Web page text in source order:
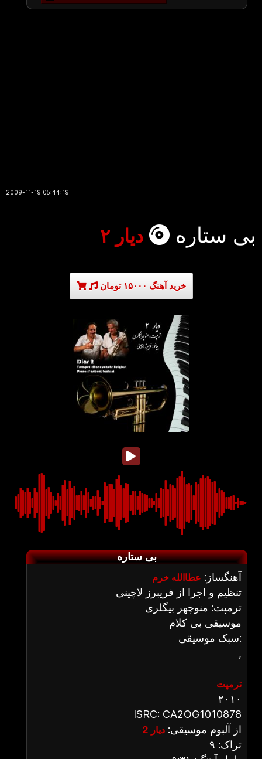
2009-11-19 05:44:19
بی ستاره دیار ۲
خرید آهنگ ۱۵۰۰۰ تومان
بی ستاره
آهنگساز: عطاالله خرم
تنظیم و اجرا از فریبرز لاچینی
ترمپت: منوچهر بیگلری
موسیقی بی کلام
سبک موسیقی:
,
ترمپت
۲۰۱۰
ISRC: CA2OG1010878
از آلبوم موسیقی: دیار 2
تراک: ۹